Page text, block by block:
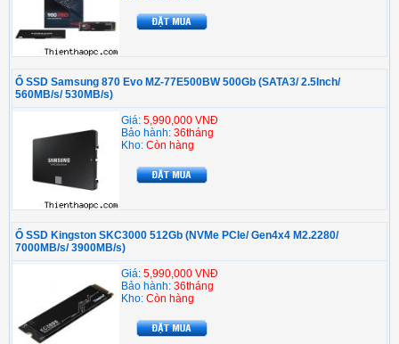
Ổ SSD Samsung 870 Evo MZ-77E500BW 500Gb (SATA3/ 2.5Inch/
560MB/s/ 530MB/s)
Giá: 5,990,000 VNĐ
Bảo hành: 36tháng
Kho: Còn hàng
Ổ SSD Kingston SKC3000 512Gb (NVMe PCIe/ Gen4x4 M2.2280/
7000MB/s/ 3900MB/s)
Giá: 5,990,000 VNĐ
Bảo hành: 36tháng
Kho: Còn hàng